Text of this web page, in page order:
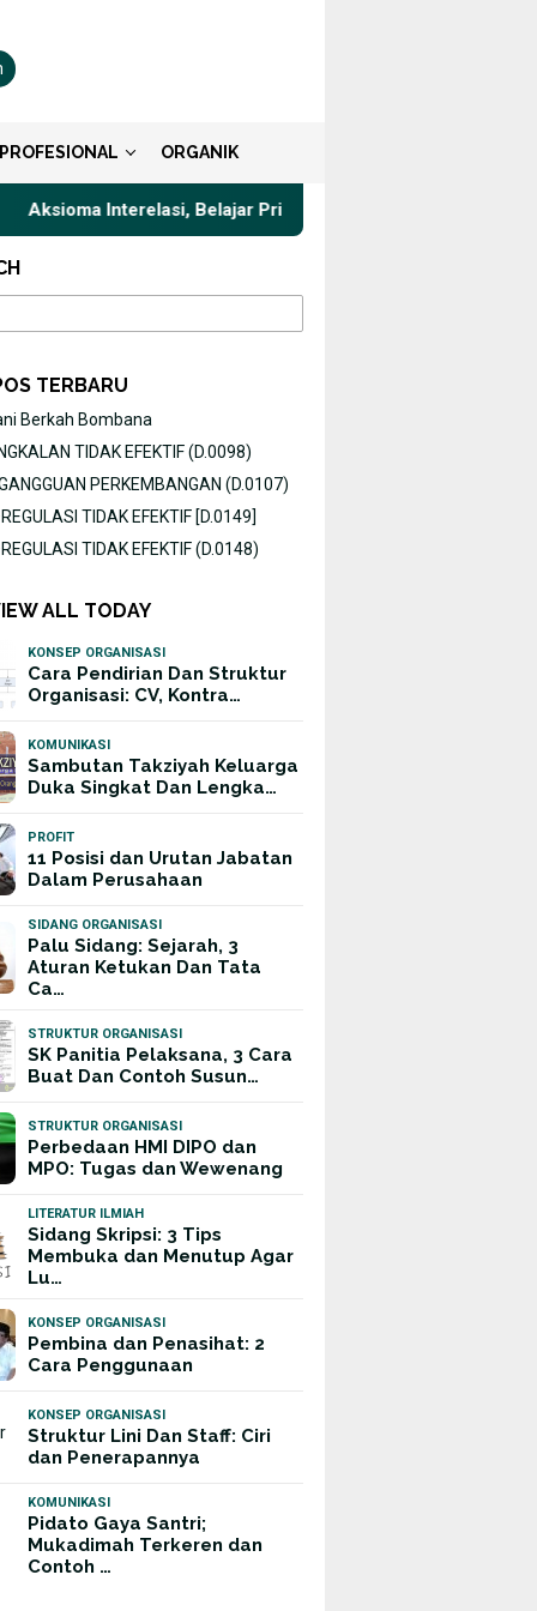
PROFESIONAL ORGANIK
Interelasi, Belajar Privat Gaya Komunikasi Terbaik
GANGGUAN POLA TIDUR
(D.0055)
TERBARU
Berkah Bombana
TIDAK EFEKTIF (D.0098)
PERKEMBANGAN (D.0107)
TIDAK EFEKTIF [D.0149]
TIDAK EFEKTIF (D.0148)
ALL TODAY
KONSEP ORGANISASI
Cara Pendirian Dan Struktur
Organisasi: CV, Kontra…
KOMUNIKASI
Sambutan Takziyah Keluarga
Duka Singkat Dan Lengka…
PROFIT
11 Posisi dan Urutan Jabatan
Dalam Perusahaan
SIDANG ORGANISASI
Palu Sidang: Sejarah, 3
Aturan Ketukan Dan Tata
Ca…
STRUKTUR ORGANISASI
SK Panitia Pelaksana, 3 Cara
Buat Dan Contoh Susun…
STRUKTUR ORGANISASI
Perbedaan HMI DIPO dan
MPO: Tugas dan Wewenang
LITERATUR ILMIAH
Sidang Skripsi: 3 Tips
Membuka dan Menutup Agar
Lu…
KONSEP ORGANISASI
Pembina dan Penasihat: 2
Cara Penggunaan
KONSEP ORGANISASI
Struktur Lini Dan Staff: Ciri
dan Penerapannya
KOMUNIKASI
Pidato Gaya Santri;
Mukadimah Terkeren dan
Contoh …